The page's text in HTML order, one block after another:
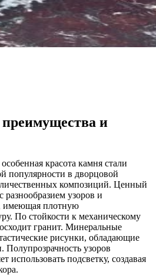
и
красота камня стали
популярности в дворцовой
композиций. Ценный
разнообразием узоров и
имеющая плотную
По стойкости к механическому
гранит. Минеральные
рисунки, обладающие
узоров
использовать подсветку, создавая